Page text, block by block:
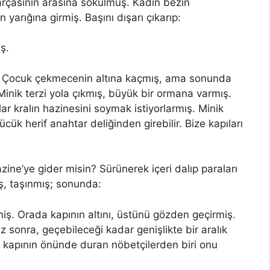
girmiş. Başını dışarı çıkarıp:
çekmecenin altına kaçmış, ama sonunda
terzi yola çıkmış, büyük bir ormana varmış.
kralın hazinesini soymak istiyorlarmış. Minik
herif anahtar deliğinden girebilir. Bize kapıları
gider misin? Sürünerek içeri dalıp paraları
taşınmış; sonunda:
Orada kapının altını, üstünü gözden geçirmiş.
sonra, geçebileceği kadar genişlikte bir aralık
önünde duran nöbetçilerden biri onu